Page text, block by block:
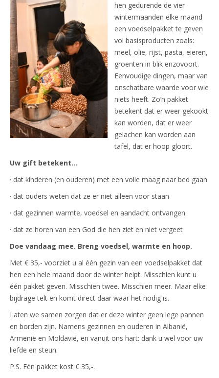
hen gedurende de vier
wintermaanden elke maand
een voedselpakket te geven
vol basisproducten zoals:
meel, olie, rijst, pasta, eieren,
groenten in blik enzovoort.
Eenvoudige dingen, maar van
onschatbare waarde voor wie
niets heeft. Zo’n pakket
betekent dat er weer gekookt
kan worden, dat er weer
gelachen kan worden aan
tafel, dat er hoop gloort.
Uw gift betekent…
· dat kinderen (en ouderen) met een volle maag naar bed gaan
· dat ouders weten dat ze er niet alleen voor staan
· dat gezinnen warmte, voedsel en aandacht ontvangen
· dat ze horen van een God die hen ziet en niet vergeet
Doe vandaag mee. Breng voedsel, warmte en hoop.
Met € 35,- voorziet u al één gezin van een voedselpakket dat
hen een hele maand door de winter helpt. Misschien kunt u
één pakket geven. Misschien twee. Misschien meer. Maar elke
bijdrage telt en komt direct daar waar het nodig is.
Laten we samen zorgen dat er deze winter geen lege pannen
en borden zijn. Namens gezinnen en ouderen in Albanië,
Armenië en Moldavië, en vanuit ons hart: dank u wel voor uw
liefde en steun.
P.S. Eén pakket kost € 35,-.